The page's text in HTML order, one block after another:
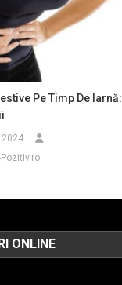
Pe Timp De Iarnă:
ONLINE